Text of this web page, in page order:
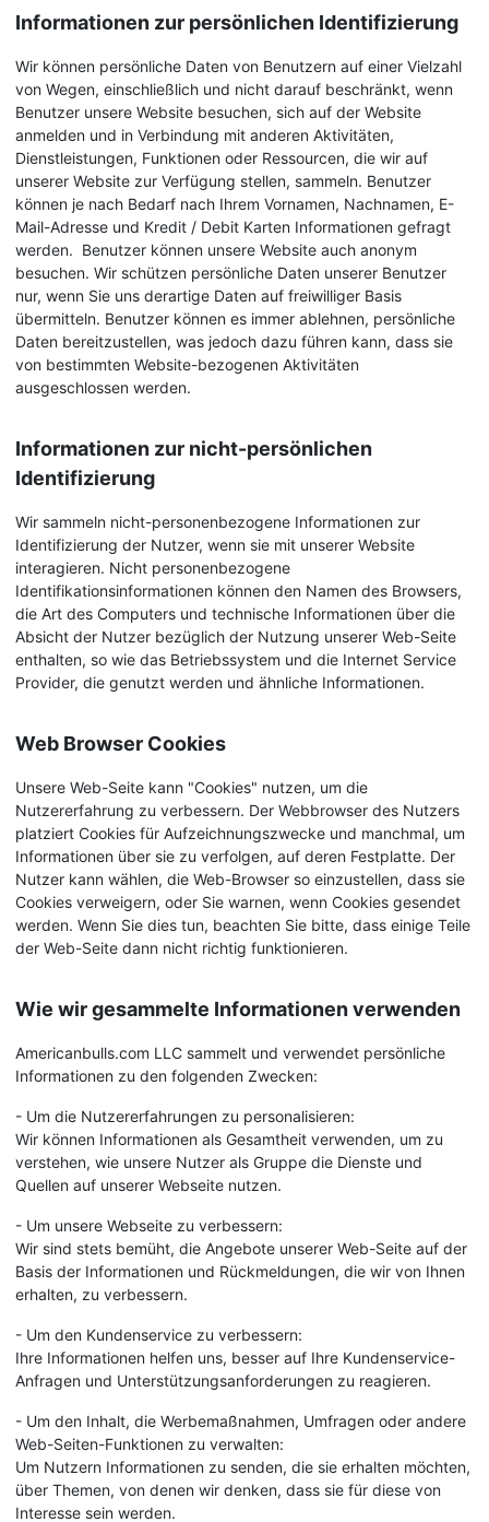
Informationen zur persönlichen Identifizierung
Wir können persönliche Daten von Benutzern auf einer Vielzahl
von Wegen, einschließlich und nicht darauf beschränkt, wenn
Benutzer unsere Website besuchen, sich auf der Website
anmelden und in Verbindung mit anderen Aktivitäten,
Dienstleistungen, Funktionen oder Ressourcen, die wir auf
unserer Website zur Verfügung stellen, sammeln. Benutzer
können je nach Bedarf nach Ihrem Vornamen, Nachnamen, E-
Mail-Adresse und Kredit / Debit Karten Informationen gefragt
werden. Benutzer können unsere Website auch anonym
besuchen. Wir schützen persönliche Daten unserer Benutzer
nur, wenn Sie uns derartige Daten auf freiwilliger Basis
übermitteln. Benutzer können es immer ablehnen, persönliche
Daten bereitzustellen, was jedoch dazu führen kann, dass sie
von bestimmten Website-bezogenen Aktivitäten
ausgeschlossen werden.
Informationen zur nicht-persönlichen
Identifizierung
Wir sammeln nicht-personenbezogene Informationen zur
Identifizierung der Nutzer, wenn sie mit unserer Website
interagieren. Nicht personenbezogene
Identifikationsinformationen können den Namen des Browsers,
die Art des Computers und technische Informationen über die
Absicht der Nutzer bezüglich der Nutzung unserer Web-Seite
enthalten, so wie das Betriebssystem und die Internet Service
Provider, die genutzt werden und ähnliche Informationen.
Web Browser Cookies
Unsere Web-Seite kann "Cookies" nutzen, um die
Nutzererfahrung zu verbessern. Der Webbrowser des Nutzers
platziert Cookies für Aufzeichnungszwecke und manchmal, um
Informationen über sie zu verfolgen, auf deren Festplatte. Der
Nutzer kann wählen, die Web-Browser so einzustellen, dass sie
Cookies verweigern, oder Sie warnen, wenn Cookies gesendet
werden. Wenn Sie dies tun, beachten Sie bitte, dass einige Teile
der Web-Seite dann nicht richtig funktionieren.
Wie wir gesammelte Informationen verwenden
Americanbulls.com LLC sammelt und verwendet persönliche
Informationen zu den folgenden Zwecken:
- Um die Nutzererfahrungen zu personalisieren:
Wir können Informationen als Gesamtheit verwenden, um zu
verstehen, wie unsere Nutzer als Gruppe die Dienste und
Quellen auf unserer Webseite nutzen.
- Um unsere Webseite zu verbessern:
Wir sind stets bemüht, die Angebote unserer Web-Seite auf der
Basis der Informationen und Rückmeldungen, die wir von Ihnen
erhalten, zu verbessern.
- Um den Kundenservice zu verbessern:
Ihre Informationen helfen uns, besser auf Ihre Kundenservice-
Anfragen und Unterstützungsanforderungen zu reagieren.
- Um den Inhalt, die Werbemaßnahmen, Umfragen oder andere
Web-Seiten-Funktionen zu verwalten:
Um Nutzern Informationen zu senden, die sie erhalten möchten,
über Themen, von denen wir denken, dass sie für diese von
Interesse sein werden.